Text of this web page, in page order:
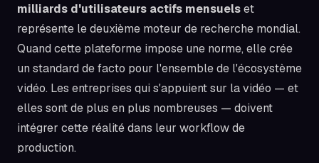
milliards d'utilisateurs actifs mensuelset
représente le deuxième moteur de recherche mondial.
Quand cette plateforme impose une norme, elle crée
un standard de facto pour l'ensemble de l'écosystème
vidéo. Les entreprises qui s'appuient sur la vidéo — et
elles sont de plus en plus nombreuses — doivent
intégrer cette réalité dans leur workflow de
production.